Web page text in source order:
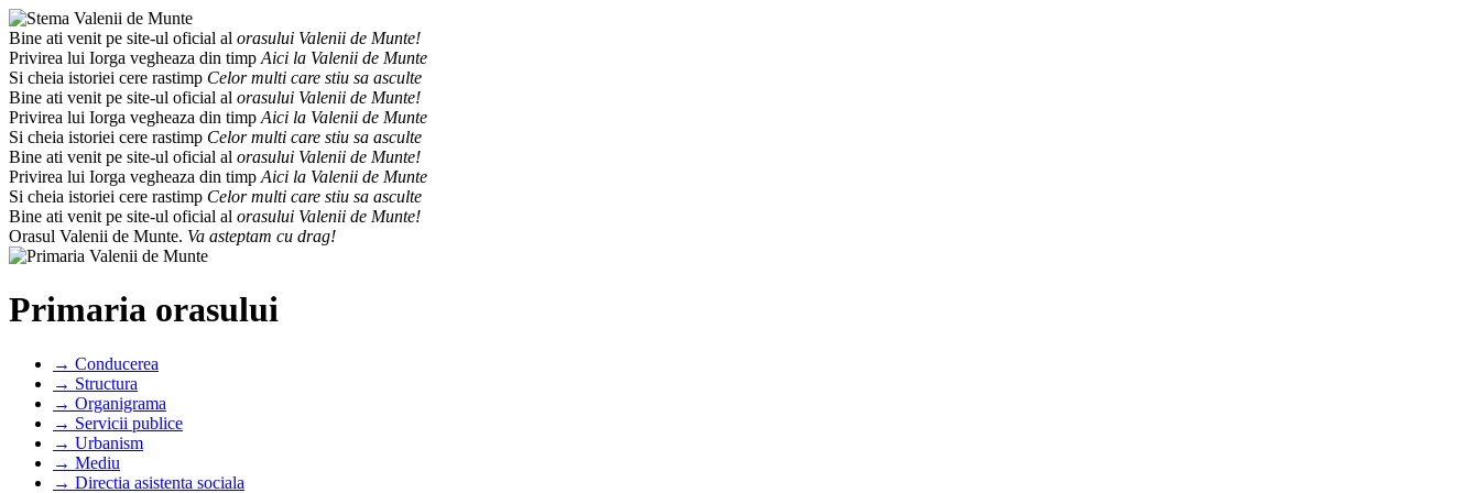
Bine ati venit pe site-ul oficial al orasului Valenii de Munte!
Privirea lui Iorga vegheaza din timp Aici la Valenii de Munte
Si cheia istoriei cere rastimp Celor multi care stiu sa asculte
Bine ati venit pe site-ul oficial al orasului Valenii de Munte!
Privirea lui Iorga vegheaza din timp Aici la Valenii de Munte
Si cheia istoriei cere rastimp Celor multi care stiu sa asculte
Bine ati venit pe site-ul oficial al orasului Valenii de Munte!
Privirea lui Iorga vegheaza din timp Aici la Valenii de Munte
Si cheia istoriei cere rastimp Celor multi care stiu sa asculte
Bine ati venit pe site-ul oficial al orasului Valenii de Munte!
Orasul Valenii de Munte. Va asteptam cu drag!
Primaria orasului
→ Conducerea
→ Structura
→ Organigrama
→ Servicii publice
→ Urbanism
→ Mediu
→ Directia asistenta sociala